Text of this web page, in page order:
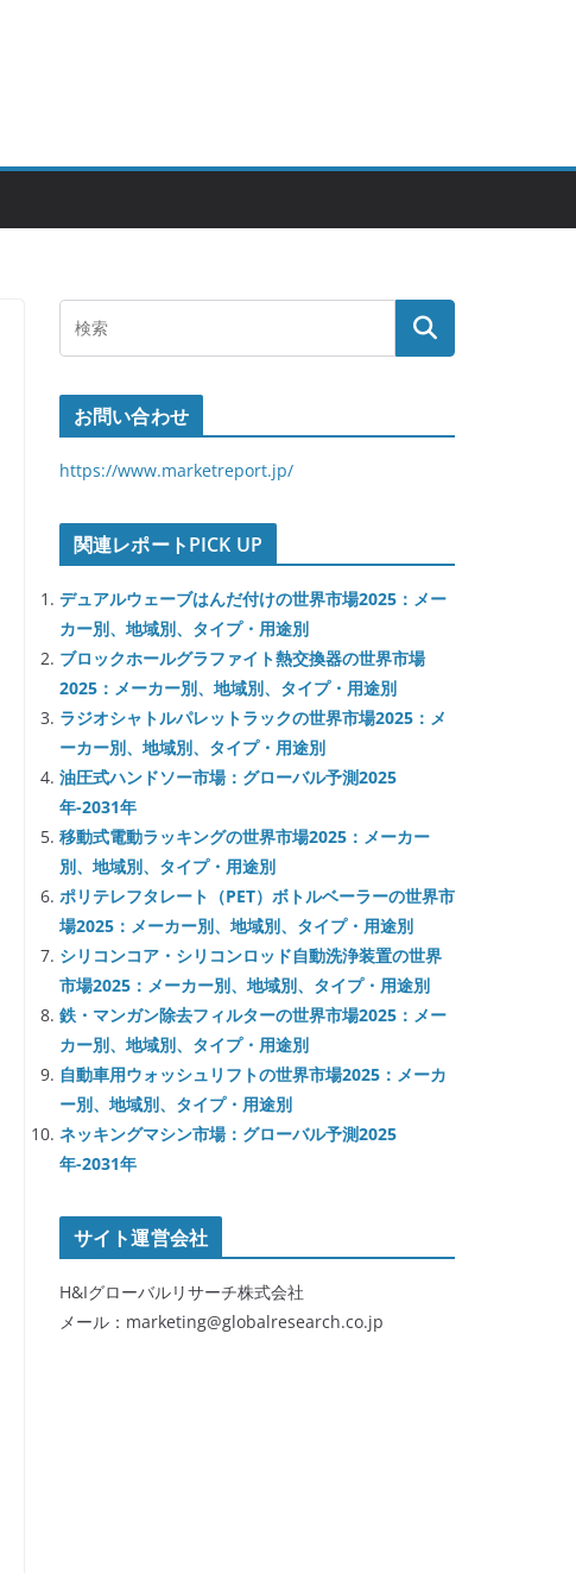
お問い合わせ
https://www.marketreport.jp/
関連レポートPICK UP
デュアルウェーブはんだ付けの世界市場2025：メー
カー別、地域別、タイプ・用途別
ブロックホールグラファイト熱交換器の世界市場
2025：メーカー別、地域別、タイプ・用途別
ラジオシャトルパレットラックの世界市場2025：メ
ーカー別、地域別、タイプ・用途別
油圧式ハンドソー市場：グローバル予測2025
年-2031年
移動式電動ラッキングの世界市場2025：メーカー
別、地域別、タイプ・用途別
ポリテレフタレート（PET）ボトルベーラーの世界市
場2025：メーカー別、地域別、タイプ・用途別
シリコンコア・シリコンロッド自動洗浄装置の世界
市場2025：メーカー別、地域別、タイプ・用途別
鉄・マンガン除去フィルターの世界市場2025：メー
カー別、地域別、タイプ・用途別
自動車用ウォッシュリフトの世界市場2025：メーカ
ー別、地域別、タイプ・用途別
ネッキングマシン市場：グローバル予測2025
年-2031年
サイト運営会社
H&Iグローバルリサーチ株式会社
メール：marketing@globalresearch.co.jp